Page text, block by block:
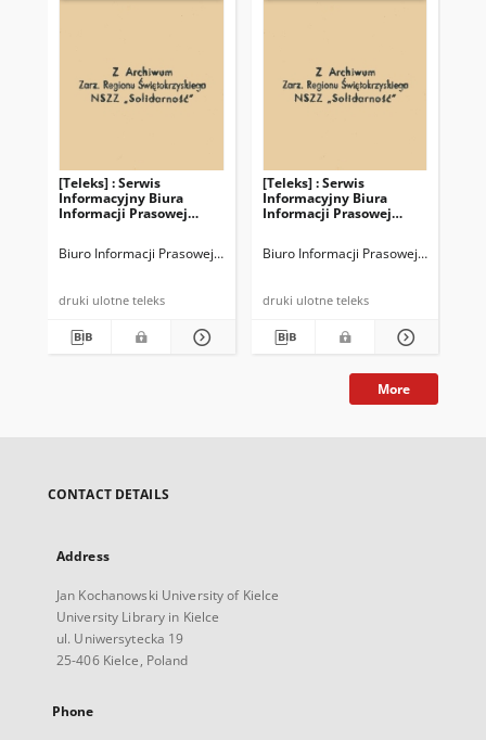
[Teleks] : Serwis
Informacyjny Biura
Informacji Prasowej
Biuro Informacji Prasowej NSZZ "Solidarność" (BIPS)
druki ulotne teleks
[Teleks] : Serwis
Informacyjny Biura
Informacji Prasowej
Biuro Informacji Prasowej NSZZ
druki ulotne teleks
More
CONTACT DETAILS
Address
Jan Kochanowski University of Kielce
University Library in Kielce
ul. Uniwersytecka 19
25-406 Kielce, Poland
Phone